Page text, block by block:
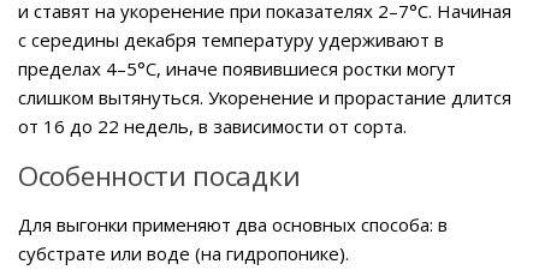
и ставят на укоренение при показателях 2–7°C. Начиная
с середины декабря температуру удерживают в
пределах 4–5°C, иначе появившиеся ростки могут
слишком вытянуться. Укоренение и прорастание длится
от 16 до 22 недель, в зависимости от сорта.
Особенности посадки
Для выгонки применяют два основных способа: в
субстрате или воде (на гидропонике).